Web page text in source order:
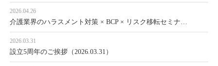
2026.04.26
介護業界のハラスメント対策 × BCP × リスク移転セミナ…
2026.03.31
設立5周年のご挨拶（2026.03.31）